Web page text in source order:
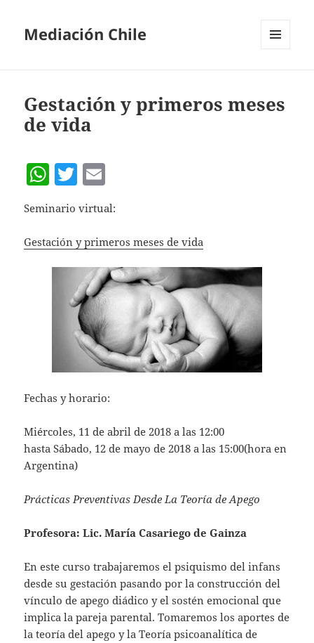
Mediación Chile
Gestación y primeros meses
de vida
W
at
s
A
T
w
itt
er
m
ai
l
Seminario virtual:
Gestación y primeros meses de vida
Fechas y horario:
Miércoles, 11 de abril de 2018 a las 12:00
hastaSábado, 12 de mayo de 2018 a las 15:00(hora en
Argentina)
Prácticas Preventivas Desde La Teoría de Apego
Profesora: Lic. María Casariego de Gainza
En este curso trabajaremos el psiquismo del infans
desde su gestación pasando por la construcción del
vínculo de apego diádico y el sostén emocional que
implica la pareja parental. Tomaremos los aportes de
la teoría del apego y la Teoría psicoanalítica de